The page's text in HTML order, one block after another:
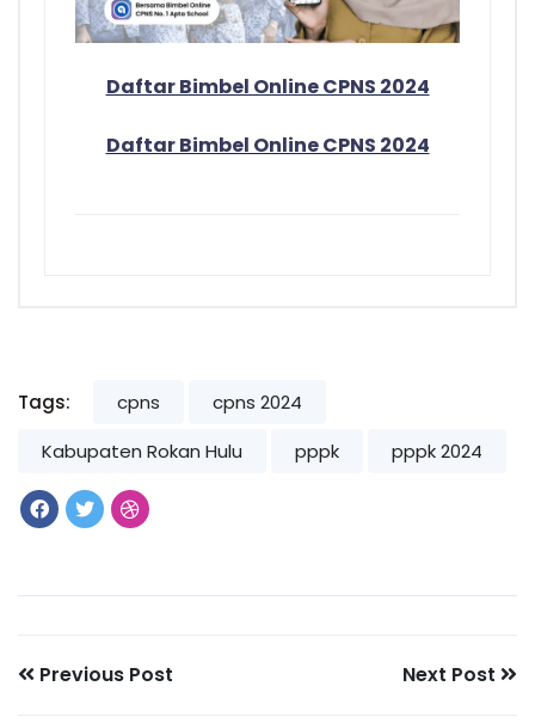
Daftar Bimbel Online CPNS 2024
Daftar Bimbel Online CPNS 2024
Tags: cpns
cpns 2024
Kabupaten Rokan Hulu
pppk pppk 2024
Previous Post Next Post